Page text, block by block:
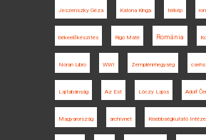
Jeszenszky Géza Katona Kinga térkép
békeelőkészítés Rigó Máté Románia
Noran Libro WWI Zempléni-hegység
Lajtabánság Az Est Lóczy Lajos Adolf
Magyarország archívnet Kisebbségkutató